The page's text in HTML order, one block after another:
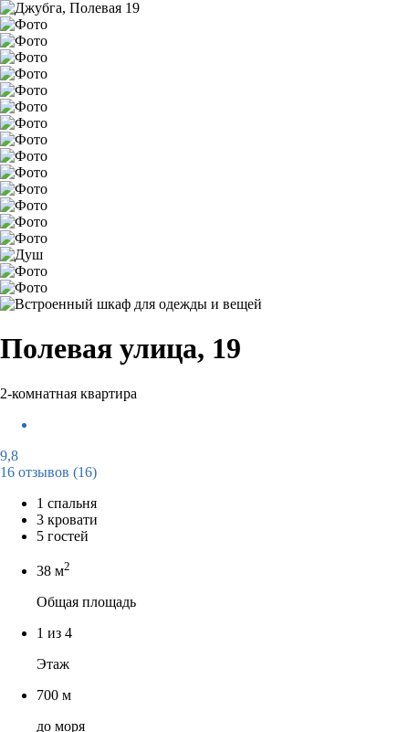
Полевая улица, 19
2-комнатная квартира
9,8
16 отзывов (16)
1 спальня
3 кровати
5 гостей
38 м2
Общая площадь
1 из 4
Этаж
700 м
до моря